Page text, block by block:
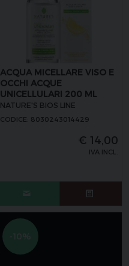
ACQUA MICELLARE VISO E
OCCHI ACQUE
UNICELLULARI 200 ML
NATURE'S BIOS LINE
CODICE: 8030243014429
€ 14,00
IVA INCL.